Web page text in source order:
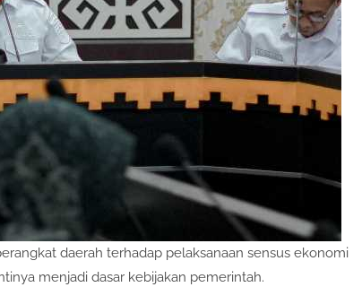
daerah terhadap pelaksanaan sensus ekonomi
menjadi dasar kebijakan pemerintah.